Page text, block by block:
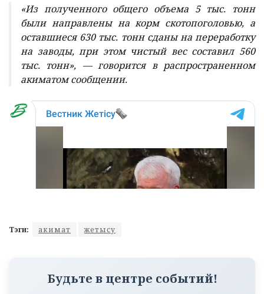
«Из полученного общего объема 5 тыс. тонн
были направлены на корм скотопоголовью, а
оставшиеся 630 тыс. тонн сданы на переработку
на заводы, при этом чистый вес составил 560
тыс. тонн», — говорится в распространенном
акиматом сообщении.
Тэги: акимат жетысу
Будьте в центре событий!